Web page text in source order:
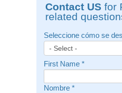
Contact USfor
related
Seleccione cómo se
First Name *
Nombre *